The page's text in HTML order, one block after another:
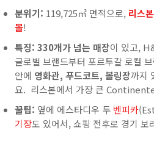
분위기: 119,725㎡ 면적으로, 리스
몰!
특징: 330개가 넘는 매장이 있고,
글로벌 브랜드부터 포르투갈 로컬
안에 영화관, 푸드코트, 볼링장까지
요. 리스본에서 가장 큰
꿀팁: 옆에 에스타디우 두 벤피카
기장도 있어서, 쇼핑 전후로 경기 보